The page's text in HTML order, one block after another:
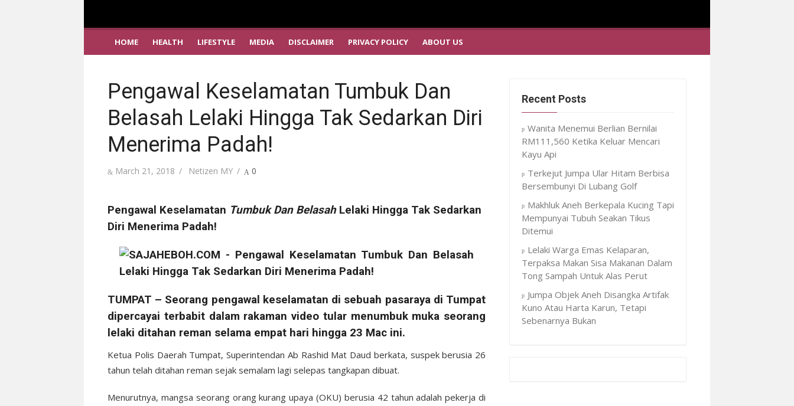
HOME HEALTH LIFESTYLE MEDIA DISCLAIMER PRIVACY POLICY ABOUT US
Pengawal Keselamatan Tumbuk Dan
Belasah Lelaki Hingga Tak Sedarkan Diri
Menerima Padah!
Posted
March 21, 2018 Author
Netizen MY 0
Pengawal Keselamatan Tumbuk Dan Belasah Lelaki Hingga Tak Sedarkan
Diri Menerima Padah!
TUMPAT – Seorang pengawal keselamatan di sebuah pasaraya di Tumpat
dipercayai terbabit dalam rakaman video tular menumbuk muka seorang
lelaki ditahan reman selama empat hari hingga 23 Mac ini.
Ketua Polis Daerah Tumpat, Superintendan Ab Rashid Mat Daud berkata, suspek berusia 26
tahun telah ditahan reman sejak semalam lagi selepas tangkapan dibuat.
Menurutnya, mangsa seorang orang kurang upaya (OKU) berusia 42 tahun adalah pekerja di
Recent Posts
Wanita Menemui Berlian Bernilai
RM111,560 Ketika Keluar Mencari
Kayu Api
Terkejut Jumpa Ular Hitam Berbisa
Bersembunyi Di Lubang Golf
Makhluk Aneh Berkepala Kucing Tapi
Mempunyai Tubuh Seakan Tikus
Ditemui
Lelaki Warga Emas Kelaparan,
Terpaksa Makan Sisa Makanan Dalam
Tong Sampah Untuk Alas Perut
Jumpa Objek Aneh Disangka Artifak
Kuno Atau Harta Karun, Tetapi
Sebenarnya Bukan